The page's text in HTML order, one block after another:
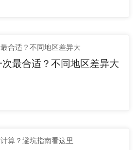
最合适？不同地区差异大